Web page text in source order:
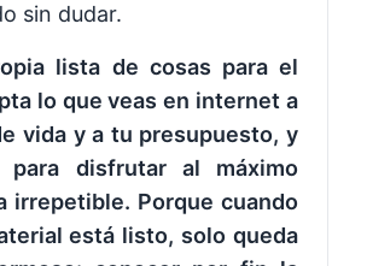
sin dudar.
lista de cosas para el
lo que veas en internet a
vida y a tu presupuesto, y
para disfrutar al máximo
irrepetible. Porque cuando
está listo, solo queda